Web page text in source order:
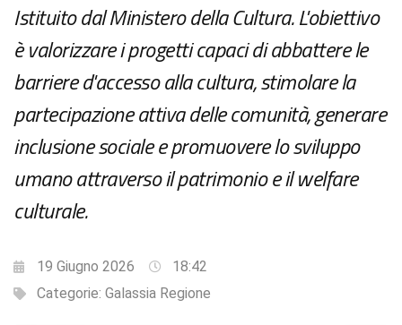
Istituito dal Ministero della Cultura. L'obiettivo
è valorizzare i progetti capaci di abbattere le
barriere d'accesso alla cultura, stimolare la
partecipazione attiva delle comunità, generare
inclusione sociale e promuovere lo sviluppo
umano attraverso il patrimonio e il welfare
culturale.
19 Giugno 2026
18:42
Categorie: Galassia Regione